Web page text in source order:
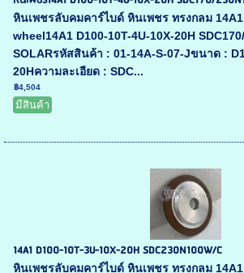
หินเพชรลับคมคาร์ไบด์ หินเพชร ทรงกลม
wheel14A1 D100-10T-4U-10X-20H
SOLARรหัสสินค้า : 01-14A-S-07-Jขนาด :
20Hความละเอียด : SDC...
฿4,504
มีสินค้า
14A1 D100-10T-3U-10X-20H SDC230N100W/C
หินเพชรลับคมคาร์ไบด์ หินเพชร ทรงกลม